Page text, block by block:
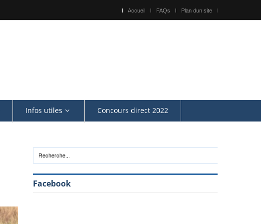
Accueil FAQs Plan dun site
Infos utiles Concours direct 2022
Facebook